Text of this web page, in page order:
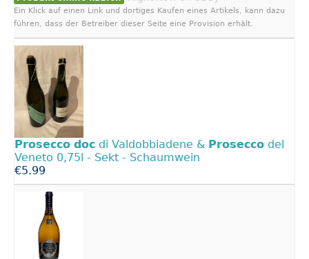
Ein Klick auf einen Link und dortiges Kaufen eines Artikels, kann dazu
führen, dass der Betreiber dieser Seite eine Provision erhält.
Prosecco doc di Valdobbiadene & Prosecco del
Veneto 0,75l - Sekt - Schaumwein
€5.99